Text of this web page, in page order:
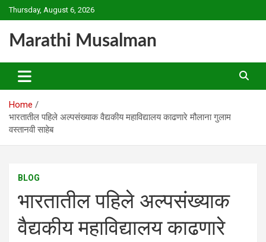
Skip
to
Thursday, August 6, 2026
Marathi Musalman
Home
भारतातील पहिले अल्पसंख्याक वैद्यकीय महाविद्यालय काढणारे मौलाना गुलाम
वस्तानवी साहेब
BLOG
भारतातील पहिले अल्पसंख्याक
वैद्यकीय महाविद्यालय काढणारे